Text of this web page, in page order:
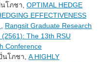
โภชา, OPTIMAL HEDGE
EFFECTIVENESS
Rangsit Graduate Research
The 13th RSU
Conference
นโภชา, A HIGHLY